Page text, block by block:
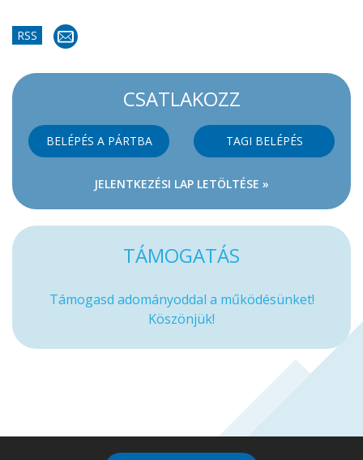
RSS
CSATLAKOZZ
BELÉPÉS A PÁRTBA TAGI BELÉPÉS
JELENTKEZÉSI LAP LETÖLTÉSE »
TÁMOGATÁS
Támogasd adományoddal a működésünket!
Köszönjük!